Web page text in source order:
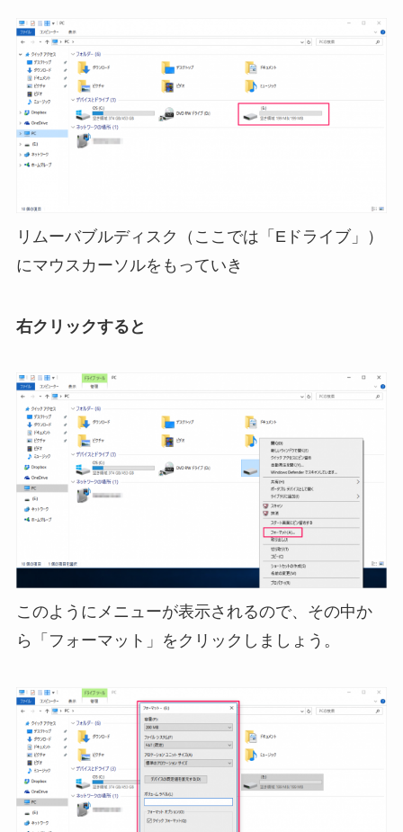
リムーバブルディスク（ここでは「Eドライブ」）
にマウスカーソルをもっていき
右クリックすると
このようにメニューが表示されるので、その中か
ら「フォーマット」をクリックしましょう。